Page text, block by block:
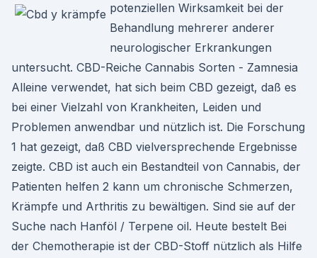
potenziellen Wirksamkeit bei der
Behandlung mehrerer anderer
neurologischer Erkrankungen
untersucht. CBD-Reiche Cannabis Sorten - Zamnesia
Alleine verwendet, hat sich beim CBD gezeigt, daß es
bei einer Vielzahl von Krankheiten, Leiden und
Problemen anwendbar und nützlich ist. Die Forschung
1 hat gezeigt, daß CBD vielversprechende Ergebnisse
zeigte. CBD ist auch ein Bestandteil von Cannabis, der
Patienten helfen 2 kann um chronische Schmerzen,
Krämpfe und Arthritis zu bewältigen. Sind sie auf der
Suche nach Hanföl / Terpene oil. Heute bestelt Bei
der Chemotherapie ist der CBD-Stoff nützlich als Hilfe